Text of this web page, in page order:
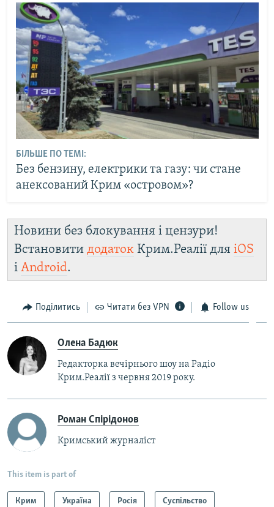
БІЛЬШЕ ПО ТЕМІ:
Без бензину, електрики та газу: чи стане
анексований Крим «островом»?
Новини без блокування і цензури!
Встановити додаток Крим.Реалії для iOS
і Android.
Поділитись Читати без VPN Follow us
Олена Бадюк
Редакторка вечірнього шоу на Радіо
Крим.Реалії з червня 2019 року.
Роман Спірідонов
Кримський журналіст
This item is part of
Крим Україна Росія Суспільство